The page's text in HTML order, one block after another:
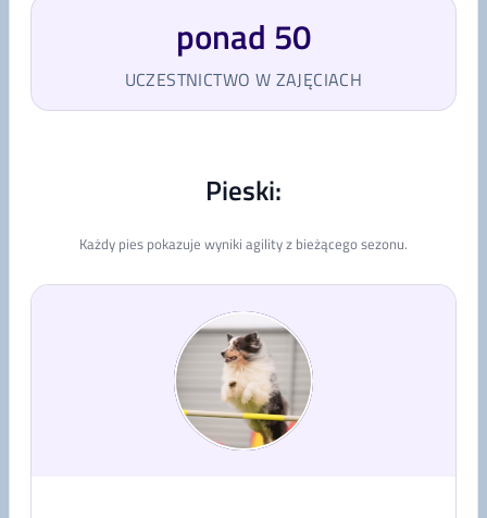
ponad 50
UCZESTNICTWO W ZAJĘCIACH
Pieski:
Każdy pies pokazuje wyniki agility z bieżącego sezonu.